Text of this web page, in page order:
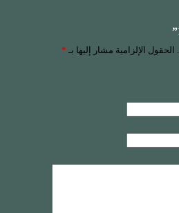
الحقول الإلزامية مشار إليها بـ *